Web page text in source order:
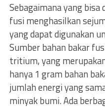
Sebagaimana yang
fusi menghasilkan
yang dapat digunakan
Sumber bahan bakar
tritium, yang
hanya 1 gram bahan
jumlah energi yang
minyak bumi. Ada